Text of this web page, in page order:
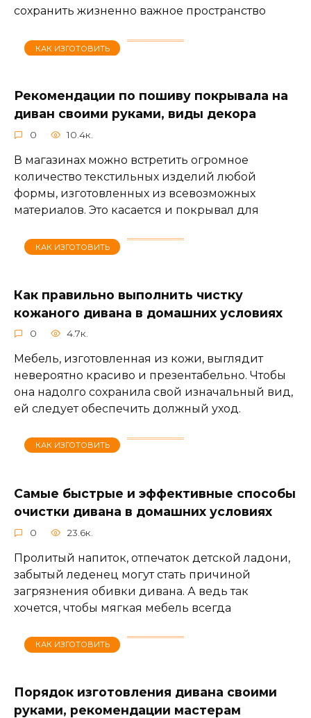
сохранить жизненно важное пространство
КАК ИЗГОТОВИТЬ
Рекомендации по пошиву покрывала на
диван своими руками, виды декора
0 10.4к.
В магазинах можно встретить огромное
количество текстильных изделий любой
формы, изготовленных из всевозможных
материалов. Это касается и покрывал для
КАК ИЗГОТОВИТЬ
Как правильно выполнить чистку
кожаного дивана в домашних условиях
0 4.7к.
Мебель, изготовленная из кожи, выглядит
невероятно красиво и презентабельно. Чтобы
она надолго сохранила свой изначальный вид,
ей следует обеспечить должный уход.
КАК ИЗГОТОВИТЬ
Самые быстрые и эффективные способы
очистки дивана в домашних условиях
0 23.6к.
Пролитый напиток, отпечаток детской ладони,
забытый леденец могут стать причиной
загрязнения обивки дивана. А ведь так
хочется, чтобы мягкая мебель всегда
КАК ИЗГОТОВИТЬ
Порядок изготовления дивана своими
руками, рекомендации мастерам